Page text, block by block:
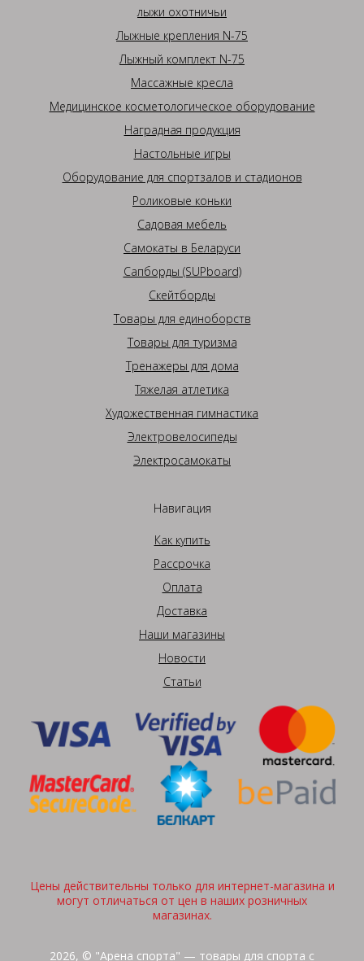
лыжи охотничьи
Лыжные крепления N-75
Лыжный комплект N-75
Массажные кресла
Медицинское косметологическое оборудование
Наградная продукция
Настольные игры
Оборудование для спортзалов и стадионов
Роликовые коньки
Садовая мебель
Самокаты в Беларуси
Сапборды (SUPboard)
Скейтборды
Товары для единоборств
Товары для туризма
Тренажеры для дома
Тяжелая атлетика
Художественная гимнастика
Электровелосипеды
Электросамокаты
Навигация
Как купить
Рассрочка
Оплата
Доставка
Наши магазины
Новости
Статьи
Цены действительны только для интернет-магазина и
могут отличаться от цен в наших розничных
магазинах.
2026, © "Арена спорта" — товары для спорта с